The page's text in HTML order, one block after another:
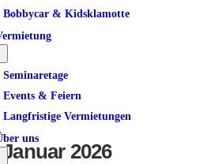
Bobbycar & Kidsklamotte
Seminaretage
Events & Feiern
Langfristige Vermietungen
uns
Uhlenhorst
für
2026